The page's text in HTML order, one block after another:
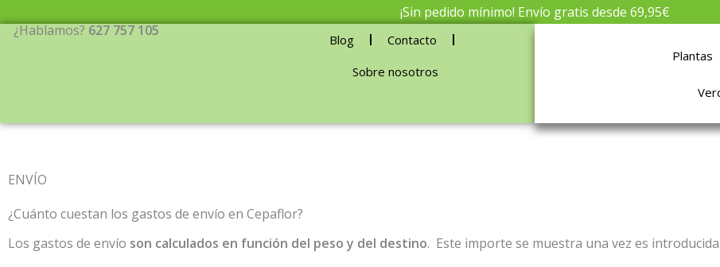
al
¡Sin pedido mínimo! Envío gratis desde 69,95€
¿Hablamos? 627 757 105
Blog
Contacto
Sobre nosotros
Plantas
ENVÍO
¿Cuánto cuestan los gastos de envío en Cepaflor?
Los gastos de envío son calculados en función del peso y del destino. Este importe se muestra una vez es